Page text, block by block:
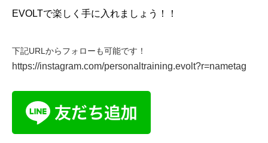
EVOLTで楽しく手に入れましょう！！
下記URLからフォローも可能です！
https://instagram.com/personaltraining.evolt?r=nametag